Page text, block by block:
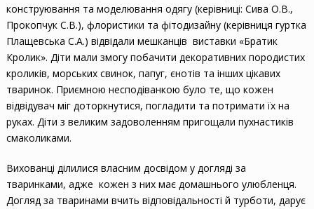
конструювання та моделювання одягу (керівниці: Сива О.В.,
Прокопчук С.В.), флористики та фітодизайну (керівниця гуртка
Плащевська С.А.) відвідали мешканців виставки «Братик
Кролик». Діти мали змогу побачити декоративних породистих
кроликів, морських свинок, папуг, єнотів та інших цікавих
тваринок. Приємною несподіванкою було те, що кожен
відвідувач міг доторкнутися, погладити та потримати їх на
руках. Діти з великим задоволенням пригощали пухнастиків
смаколиками.
Вихованці ділилися власним досвідом у догляді за
тваринками, адже кожен з них має домашнього улюбленця.
Догляд за тваринами вчить відповідальності й турботи, дарує